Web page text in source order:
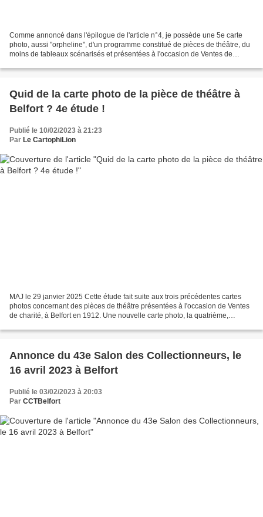
Comme annoncé dans l'épilogue de l'article n°4, je possède une 5e carte
photo, aussi "orpheline", d'un programme constitué de pièces de théâtre, du
moins de tableaux scénarisés et présentées à l'occasion de Ventes de
Quid de la carte photo de la pièce de théâtre à
Belfort ? 4e étude !
Publié le 10/02/2023 à 21:23
Par Le CartophiLion
MAJ le 29 janvier 2025 Cette étude fait suite aux trois précédentes cartes
photos concernant des pièces de théâtre présentées à l'occasion de Ventes
de charité, à Belfort en 1912. Une nouvelle carte photo, la quatrième,
Annonce du 43e Salon des Collectionneurs, le
16 avril 2023 à Belfort
Publié le 03/02/2023 à 20:03
Par CCTBelfort